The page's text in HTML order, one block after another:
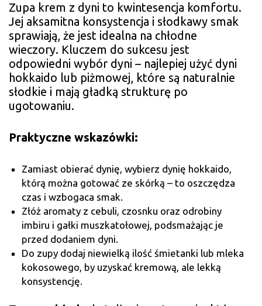
Zupa krem z dyni to kwintesencja komfortu.
Jej aksamitna konsystencja i słodkawy smak
sprawiają, że jest idealna na chłodne
wieczory. Kluczem do sukcesu jest
odpowiedni wybór dyni – najlepiej użyć dyni
hokkaido lub piżmowej, które są naturalnie
słodkie i mają gładką strukturę po
ugotowaniu.
Praktyczne wskazówki:
Zamiast obierać dynię, wybierz dynię hokkaido,
którą można gotować ze skórką – to oszczędza
czas i wzbogaca smak.
Złóż aromaty z cebuli, czosnku oraz odrobiny
imbiru i gałki muszkatołowej, podsmażając je
przed dodaniem dyni.
Do zupy dodaj niewielką ilość śmietanki lub mleka
kokosowego, by uzyskać kremową, ale lekką
konsystencję.